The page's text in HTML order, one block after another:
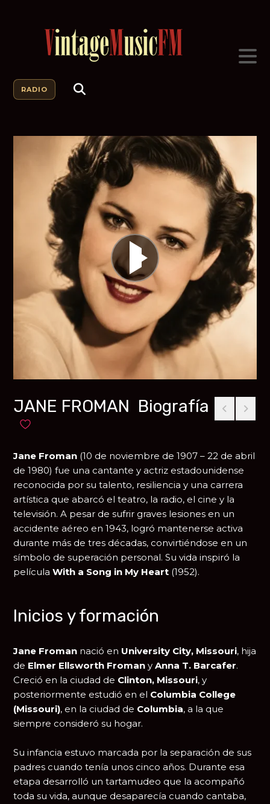
RADIO
JANE FROMAN Biografía
Añadir a favoritos
Jane Froman (10 de noviembre de 1907 – 22 de abril
de 1980) fue una cantante y actriz estadounidense
reconocida por su talento, resiliencia y una carrera
artística que abarcó el teatro, la radio, el cine y la
televisión. A pesar de sufrir graves lesiones en un
accidente aéreo en 1943, logró mantenerse activa
durante más de tres décadas, convirtiéndose en un
símbolo de superación personal. Su vida inspiró la
películaWith a Song in My Heart (1952).
Inicios y formación
Jane Froman nació en University City, Missouri, hija
de Elmer Ellsworth Froman yAnna T. Barcafer.
Creció en la ciudad de Clinton, Missouri, y
posteriormente estudió en el Columbia College
(Missouri), en la ciudad de Columbia, a la que
siempre consideró su hogar.
Su infancia estuvo marcada por la separación de sus
padres cuando tenía unos cinco años. Durante esa
etapa desarrolló un tartamudeo que la acompañó
toda su vida, aunque desaparecía cuando cantaba,